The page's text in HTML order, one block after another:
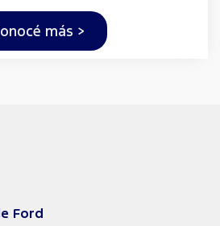
más >
Ford